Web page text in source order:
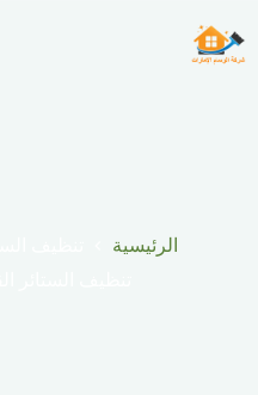
إلى
المحتوى
الرئيسية